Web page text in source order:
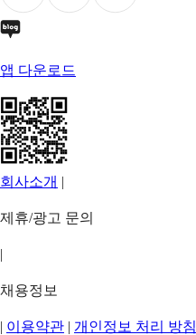
앱 다운로드
회사소개 |
제휴/광고 문의
|
채용정보
| 이용약관 | 개인정보 처리 방침